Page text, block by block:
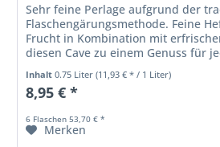
Sehr feine Perlage aufgrund der
Flaschengärungsmethode. Feine
Frucht in Kombination mit
diesen Cave zu einem Genuss für
Inhalt0.75 Liter(11,93 € * / 1 Liter)
8,95 € *
6 Flaschen 53,70 € *
Merken